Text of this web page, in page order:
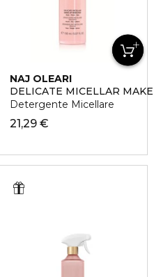
NAJ OLEARI
DELICATE MICELLAR
Detergente Micellare
21,29 €